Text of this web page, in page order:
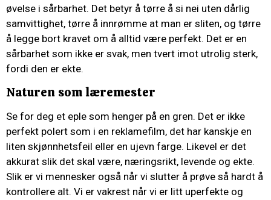
øvelse i sårbarhet. Det betyr å tørre å si nei uten dårlig
samvittighet, tørre å innrømme at man er sliten, og tørre
å legge bort kravet om å alltid være perfekt. Det er en
sårbarhet som ikke er svak, men tvert imot utrolig sterk,
fordi den er ekte.
Naturen som læremester
Se for deg et eple som henger på en gren. Det er ikke
perfekt polert som i en reklamefilm, det har kanskje en
liten skjønnhetsfeil eller en ujevn farge. Likevel er det
akkurat slik det skal være, næringsrikt, levende og ekte.
Slik er vi mennesker også når vi slutter å prøve så hardt å
kontrollere alt. Vi er vakrest når vi er litt uperfekte og